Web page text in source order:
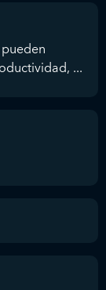
...